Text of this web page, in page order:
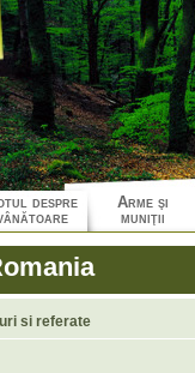
despre
Arme şi
muniţii
si referate